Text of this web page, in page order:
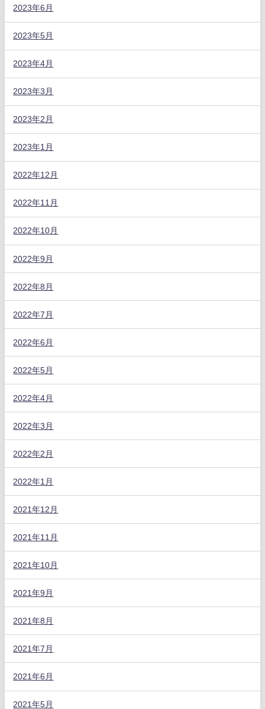
2023年6月
2023年5月
2023年4月
2023年3月
2023年2月
2023年1月
2022年12月
2022年11月
2022年10月
2022年9月
2022年8月
2022年7月
2022年6月
2022年5月
2022年4月
2022年3月
2022年2月
2022年1月
2021年12月
2021年11月
2021年10月
2021年9月
2021年8月
2021年7月
2021年6月
2021年5月